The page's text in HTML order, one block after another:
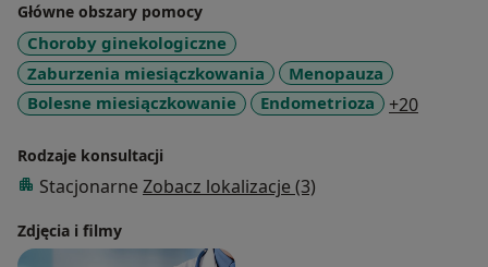
Główne obszary pomocy
Choroby ginekologiczne
Zaburzenia miesiączkowania
Menopauza
Bolesne miesiączkowanie
Endometrioza +20
Rodzaje konsultacji
Stacjonarne Zobacz lokalizacje (3)
Zdjęcia i filmy